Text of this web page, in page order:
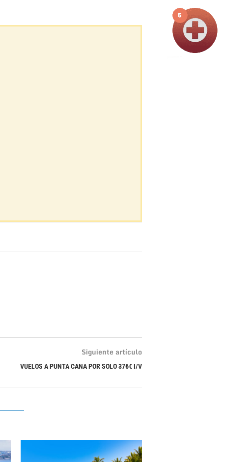
Siguiente artículo
VUELOS A PUNTA CANA POR SOLO 376€ I/V